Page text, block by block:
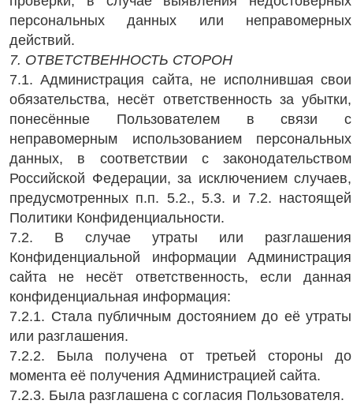
персональных данных или неправомерных
действий.
7. ОТВЕТСТВЕННОСТЬ СТОРОН
7.1. Администрация сайта, не исполнившая свои
обязательства, несёт ответственность за убытки,
понесённые Пользователем в связи с
неправомерным использованием персональных
данных, в соответствии с законодательством
Российской Федерации, за исключением случаев,
предусмотренных п.п. 5.2., 5.3. и 7.2. настоящей
Политики Конфиденциальности.
7.2. В случае утраты или разглашения
Конфиденциальной информации Администрация
сайта не несёт ответственность, если данная
конфиденциальная информация:
7.2.1. Стала публичным достоянием до её утраты
или разглашения.
7.2.2. Была получена от третьей стороны до
момента её получения Администрацией сайта.
7.2.3. Была разглашена с согласия Пользователя.